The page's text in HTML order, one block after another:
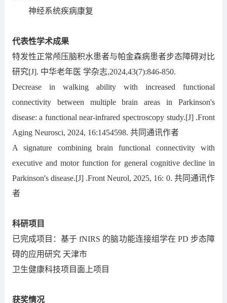
神经系统疾病康复
代表性学术成果
特发性正常颅压脑积水患者与帕金森病患者步态障碍对比
研究[J]. 中华老年医 学杂志,2024,43(7):846-850.
Decrease in walking ability with increased functional
connectivity between multiple brain areas in Parkinson's
disease: a functional near-infrared spectroscopy study.[J] .Front
Aging Neurosci, 2024, 16:1454598. 共同通讯作者
A signature combining brain functional connectivity with
executive and motor function for general cognitive decline in
Parkinson's disease.[J] .Front Neurol, 2025, 16: 0. 共同通讯作
者
科研项目
已完成项目：基于 fNIRS 的脑功能连接组学在 PD 步态障
碍的应用研究 天津市
卫生健康科技项目面上项目
获奖情况